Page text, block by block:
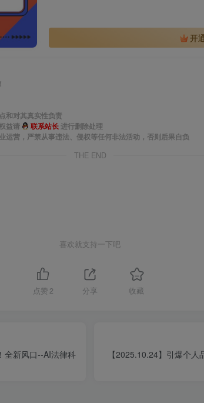
开
和对其真实性负责
益请 联系站长进行删除处理
营，严禁从事违法、侵权等任何非法活动，否则后果自负
THE END
喜欢就支持一下吧
点赞 2 分享 收藏
全新风口--AI法律科
【2025.10.24】引爆个